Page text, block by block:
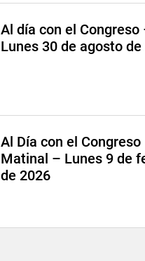
Al día con el Congreso
Lunes 30 de agosto de
Al Día con el Congreso
Matinal – Lunes 9 de
de 2026